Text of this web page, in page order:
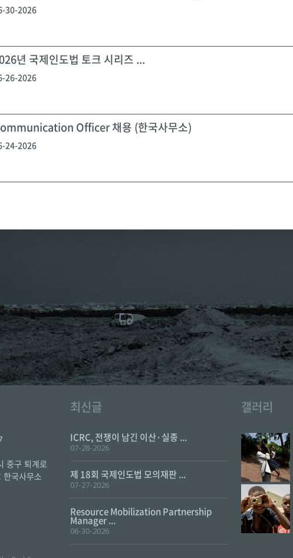
30-2026
년 국제인도법 토크 시리즈 ...
26-2026
Officer 채용 (한국사무소)
24-2026
중구 퇴계로
국사무소
최신글
ICRC, 전쟁이 남긴 이산·실종 ...
07-28-2026
제 18회 국제인도법 모의재판 ...
07-27-2026
Resource Mobilization Partnership
Manager ...
06-30-2026
갤러리